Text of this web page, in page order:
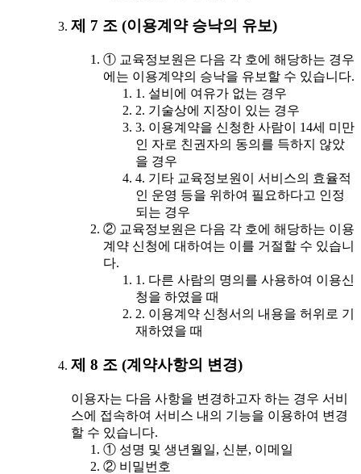
제 7 조 (이용계약 승낙의 유보)
① 교육정보원은 다음 각 호에 해당하는 경우
에는 이용계약의 승낙을 유보할 수 있습니다.
1. 설비에 여유가 없는 경우
2. 기술상에 지장이 있는 경우
3. 이용계약을 신청한 사람이 14세 미만
인 자로 친권자의 동의를 득하지 않았
을 경우
4. 기타 교육정보원이 서비스의 효율적
인 운영 등을 위하여 필요하다고 인정
되는 경우
② 교육정보원은 다음 각 호에 해당하는 이용
계약 신청에 대하여는 이를 거절할 수 있습니
다.
1. 다른 사람의 명의를 사용하여 이용신
청을 하였을 때
2. 이용계약 신청서의 내용을 허위로 기
재하였을 때
제 8 조 (계약사항의 변경)
이용자는 다음 사항을 변경하고자 하는 경우 서비
스에 접속하여 서비스 내의 기능을 이용하여 변경
할 수 있습니다.
① 성명 및 생년월일, 신분, 이메일
② 비밀번호